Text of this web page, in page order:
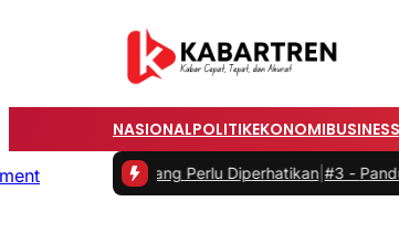
NASIONALPOLITIKEKONOMIBUSINESS
yang Perlu Diperhatikan|#3 -Panduan Belanja